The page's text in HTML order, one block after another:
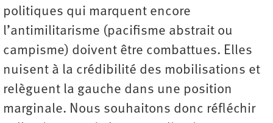
politiques qui marquent encore
l’antimilitarisme (pacifisme abstrait ou
campisme) doivent être combattues. Elles
nuisent à la crédibilité des mobilisations et
relèguent la gauche dans une position
marginale. Nous souhaitons donc réfléchir